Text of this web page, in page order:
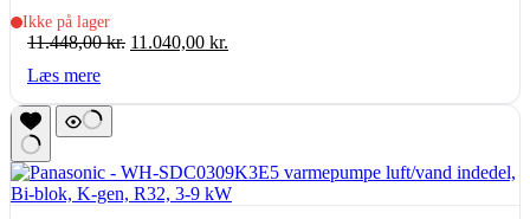
indb. Wi-Fi, 2,58-5,92kW, sæt
Ikke på lager
11.448,00kr. Den
var:
11.040,00 kr.
er:
Læs mere